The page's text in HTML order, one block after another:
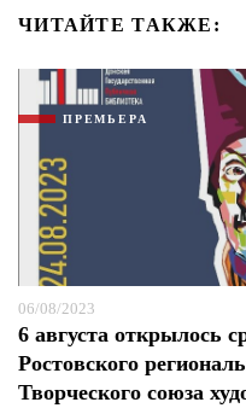
ЧИТАЙТЕ ТАКЖЕ:
ПРЕМЬЕРА
06/08/2023
6 августа открылось
Ростовского
Творческого союза